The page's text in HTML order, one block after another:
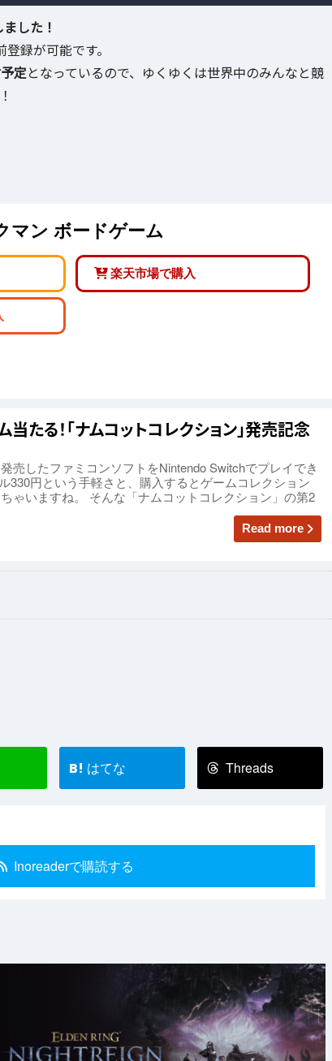
した！
録が可能です。
定となっているので、ゆくゆくは世界中のみんなと競
マン ボードゲーム
楽天市場で購入
たる！「ナムコットコレクション」発売記念
売したファミコンソフトをNintendo Switchでプレイでき
330円という手軽さと、購入するとゲームコレクション
ゃいますね。 そんな「ナムコットコレクション」の第2
Read more
B! はてな Threads
Inoreaderで購読する